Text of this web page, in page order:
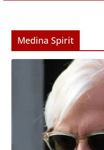
Medina Spirit